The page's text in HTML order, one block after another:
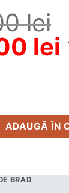
lei
lei.
lei
alb Erling
ADAUGĂ ÎN
BRAD